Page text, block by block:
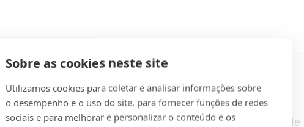
Sobre as cookies neste site
Utilizamos cookies para coletar e analisar informações sobre
o desempenho e o uso do site, para fornecer funções de redes
sociais e para melhorar e personalizar o conteúdo e os
ciclo de vida do equipamento - maximizando o tempo